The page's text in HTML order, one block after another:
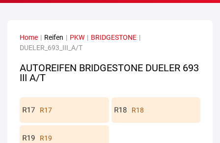
Home | Reifen | PKW | BRIDGESTONE |
DUELER_693_III_A/T
AUTOREIFEN BRIDGESTONE DUELER 693
III A/T
R17 R18
R19